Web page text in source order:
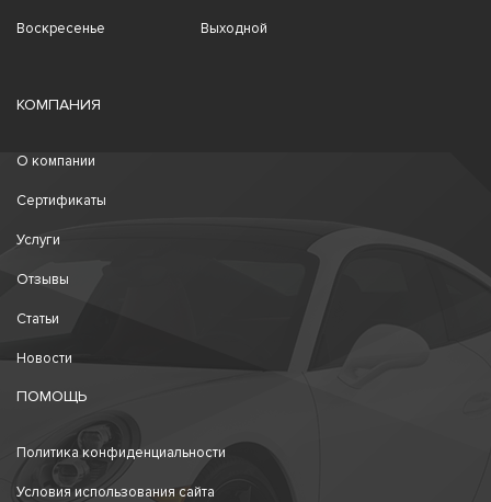
Воскресенье Выходной
КОМПАНИЯ
О компании
Сертификаты
Услуги
Отзывы
Статьи
Новости
ПОМОЩЬ
Политика конфиденциальности
Условия использования сайта